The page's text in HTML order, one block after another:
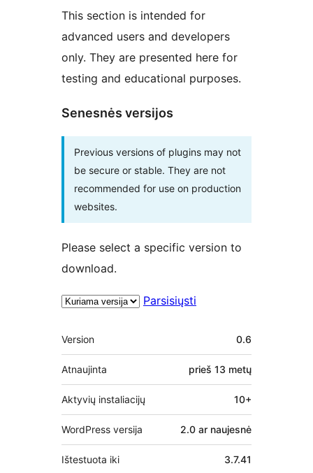
This section is intended for
advanced users and developers
only. They are presented here for
testing and educational purposes.
Senesnės versijos
Previous versions of plugins may not
be secure or stable. They are not
recommended for use on production
websites.
Please select a specific version to
download.
Parsisiųsti
Metainformacija
Version 0.6
Atnaujinta prieš 13 metų
Aktyvių instaliacijų 10+
WordPress versija 2.0 ar naujesnė
Ištestuota iki 3.7.41